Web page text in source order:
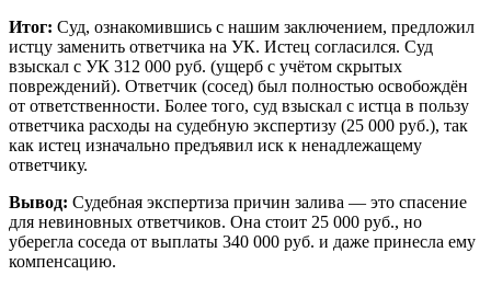
Итог: Суд, ознакомившись с нашим заключением, предложил
истцу заменить ответчика на УК. Истец согласился. Суд
взыскал с УК 312 000 руб. (ущерб с учётом скрытых
повреждений). Ответчик (сосед) был полностью освобождён
от ответственности. Более того, суд взыскал с истца в пользу
ответчика расходы на судебную экспертизу (25 000 руб.), так
как истец изначально предъявил иск к ненадлежащему
ответчику.
Вывод: Судебная экспертиза причин залива — это спасение
для невиновных ответчиков. Она стоит 25 000 руб., но
уберегла соседа от выплаты 340 000 руб. и даже принесла ему
компенсацию.